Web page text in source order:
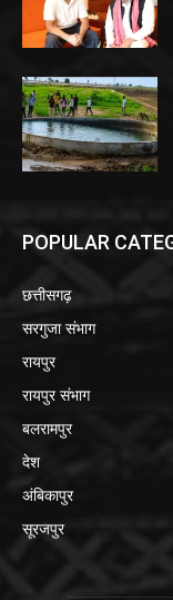
POPULAR
छत्तीसगढ़
सरगुजा संभाग
रायपुर
रायपुर संभाग
बलरामपुर
देश
अंबिकापुर
सूरजपुर